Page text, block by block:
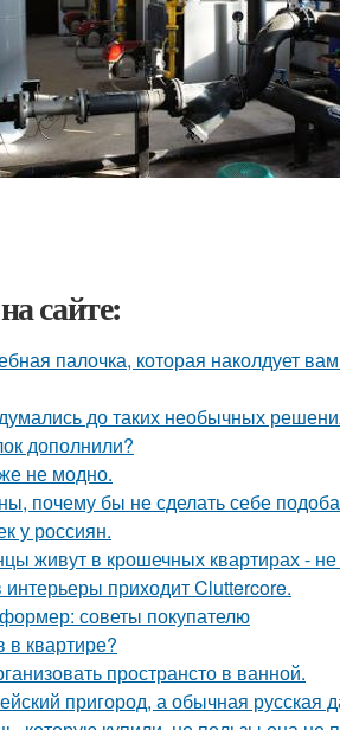
сайте:
палочка, которая наколдует
до таких необычных
дополнили?
не модно.
почему бы не сделать себе
у россиян.
живут в крошечных квартирах -
приходит Cluttercore.
советы покупателю
в квартире?
пространсто в ванной.
пригород, а обычная русская